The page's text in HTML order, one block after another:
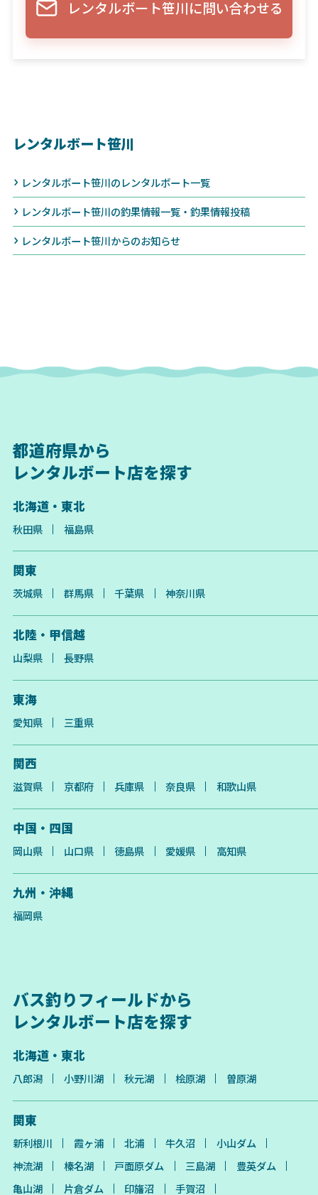
レンタルボート笹川に問い合わせる
レンタルボート笹川
レンタルボート笹川のレンタルボート一覧
レンタルボート笹川の釣果情報一覧・釣果情報投稿
レンタルボート笹川からのお知らせ
都道府県から
レンタルボート店を探す
北海道・東北
秋田県 福島県
関東
茨城県 群馬県 千葉県 神奈川県
北陸・甲信越
山梨県 長野県
東海
愛知県 三重県
関西
滋賀県 京都府 兵庫県 奈良県 和歌山県
中国・四国
岡山県 山口県 徳島県 愛媛県 高知県
九州・沖縄
福岡県
バス釣りフィールドから
レンタルボート店を探す
北海道・東北
八郎潟 小野川湖 秋元湖 桧原湖 曽原湖
関東
新利根川 霞ヶ浦 北浦 牛久沼
小山ダム
神流湖
榛名湖 戸面原ダム 三島湖
豊英ダム
亀山湖
片倉ダム 印旛沼
手賀沼